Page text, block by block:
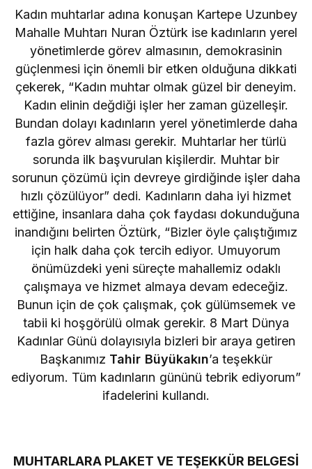
Kadın muhtarlar adına konuşan Kartepe Uzunbey
Mahalle Muhtarı Nuran Öztürk ise kadınların yerel
yönetimlerde görev almasının, demokrasinin
güçlenmesi için önemli bir etken olduğuna dikkati
çekerek, “Kadın muhtar olmak güzel bir deneyim.
Kadın elinin değdiği işler her zaman güzelleşir.
Bundan dolayı kadınların yerel yönetimlerde daha
fazla görev alması gerekir. Muhtarlar her türlü
sorunda ilk başvurulan kişilerdir. Muhtar bir
sorunun çözümü için devreye girdiğinde işler daha
hızlı çözülüyor” dedi. Kadınların daha iyi hizmet
ettiğine, insanlara daha çok faydası dokunduğuna
inandığını belirten Öztürk, “Bizler öyle çalıştığımız
için halk daha çok tercih ediyor. Umuyorum
önümüzdeki yeni süreçte mahallemiz odaklı
çalışmaya ve hizmet almaya devam edeceğiz.
Bunun için de çok çalışmak, çok gülümsemek ve
tabii ki hoşgörülü olmak gerekir. 8 Mart Dünya
Kadınlar Günü dolayısıyla bizleri bir araya getiren
Başkanımız Tahir Büyükakın’a teşekkür
ediyorum. Tüm kadınların gününü tebrik ediyorum”
ifadelerini kullandı.
MUHTARLARA PLAKET VE TEŞEKKÜR BELGESİ